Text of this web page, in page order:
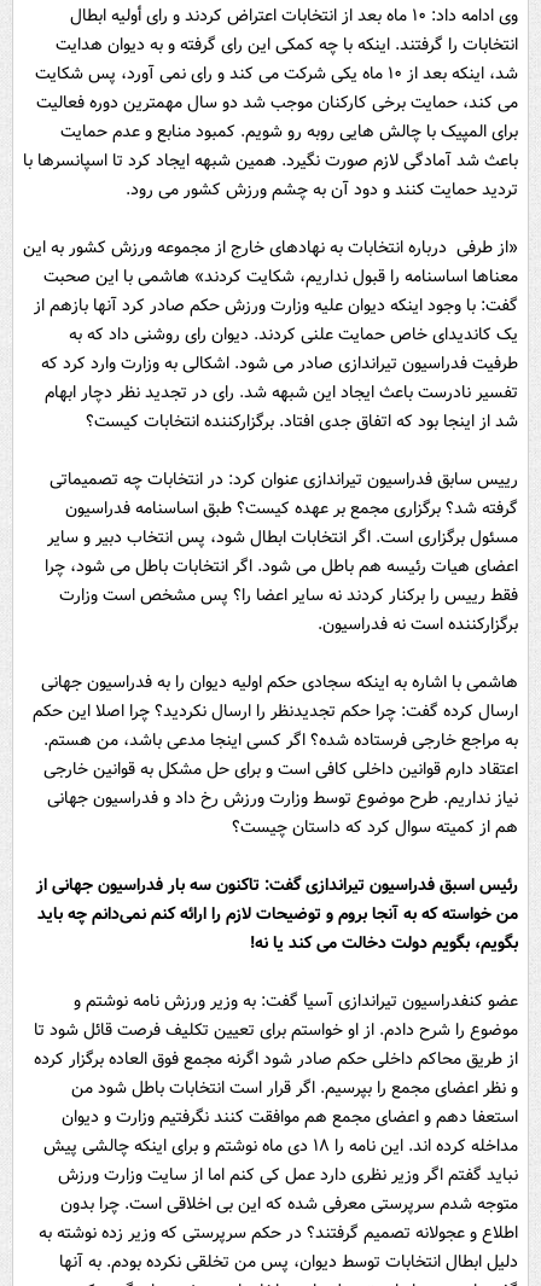
وی ادامه داد: ١٠ ماه بعد از انتخابات اعتراض کردند و رای أولیه ابطال
انتخابات را گرفتند. اینکه با چه کمکی این رای گرفته و به دیوان هدایت
شد، اینکه بعد از ١٠ ماه یکی شرکت می کند و رای نمی آورد، پس شکایت
می کند، حمایت برخی کارکنان موجب شد دو سال مهمترین دوره فعالیت
برای المپیک با چالش هایی روبه رو شویم. کمبود منابع و عدم حمایت
باعث شد آمادگی لازم صورت نگیرد. همین شبهه ایجاد کرد تا اسپانسرها با
تردید حمایت کنند و دود آن به چشم ورزش کشور می رود.
«از طرفی درباره انتخابات به نهادهای خارج از مجموعه ورزش کشور به این
معناها اساسنامه را قبول نداریم، شکایت کردند» هاشمی با این صحبت
گفت: با وجود اینکه دیوان علیه وزارت ورزش حکم صادر کرد آنها بازهم از
یک کاندیدای خاص حمایت علنی کردند. دیوان رای روشنی داد که به
طرفیت فدراسیون تیراندازی صادر می شود. اشکالی به وزارت وارد کرد که
تفسیر نادرست باعث ایجاد این شبهه شد. رای در تجدید نظر دچار ابهام
شد از اینجا بود که اتفاق جدی افتاد. برگزارکننده انتخابات کیست؟
رییس سابق فدراسیون تیراندازی عنوان کرد: در انتخابات چه تصمیماتی
گرفته شد؟ برگزاری مجمع بر عهده کیست؟ طبق اساسنامه فدراسیون
مسئول برگزاری است. اگر انتخابات ابطال شود، پس انتخاب دبیر و سایر
اعضای هیات رئیسه هم باطل می شود. اگر انتخابات باطل می شود، چرا
فقط رییس را برکنار کردند نه سایر اعضا را؟ پس مشخص است وزارت
برگزارکننده است نه فدراسیون.
هاشمی با اشاره به اینکه سجادی حکم اولیه دیوان را به فدراسیون جهانی
ارسال کرده گفت: چرا حکم تجدیدنظر را ارسال نکردید؟ چرا اصلا این حکم
به مراجع خارجی فرستاده شده؟ اگر کسی اینجا مدعی باشد، من هستم.
اعتقاد دارم قوانین داخلی کافی است و برای حل مشکل به قوانین خارجی
نیاز نداریم. طرح موضوع توسط وزارت ورزش رخ داد و فدراسیون جهانی
هم از کمیته سوال کرد که داستان چیست؟
رئیس اسبق فدراسیون تیراندازی گفت: تاکنون سه بار فدراسیون جهانی از
من خواسته که به آنجا بروم و توضیحات لازم را ارائه کنم نمی‌دانم چه باید
بگویم، بگویم دولت دخالت می کند یا نه!
عضو کنفدراسیون تیراندازی آسیا گفت: به وزیر ورزش نامه نوشتم و
موضوع را شرح دادم. از او خواستم برای تعیین تکلیف فرصت قائل شود تا
از طریق محاکم داخلی حکم صادر شود اگرنه مجمع فوق العاده برگزار کرده
و نظر اعضای مجمع را بپرسیم. اگر قرار است انتخابات باطل شود من
استعفا دهم و اعضای مجمع هم موافقت کنند نگرفتیم وزارت و دیوان
مداخله کرده اند. این نامه را ١٨ دی ماه نوشتم و برای اینکه چالشی پیش
نباید گفتم اگر وزیر نظری دارد عمل کی کنم اما از سایت وزارت ورزش
متوجه شدم سرپرستی معرفی شده که این بی اخلاقی است. چرا بدون
اطلاع و عجولانه تصمیم گرفتند؟ در حکم سرپرستی که وزیر زده نوشته به
دلیل ابطال انتخابات توسط دیوان، پس من تخلقی نکرده بودم. به آنها